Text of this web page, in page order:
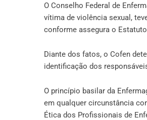
O Conselho Federal de
vítima de violência sexual,
conforme assegura o
Diante dos fatos, o Cofen
identificação dos
O princípio basilar da
em qualquer circunstância
Ética dos Profissionais de